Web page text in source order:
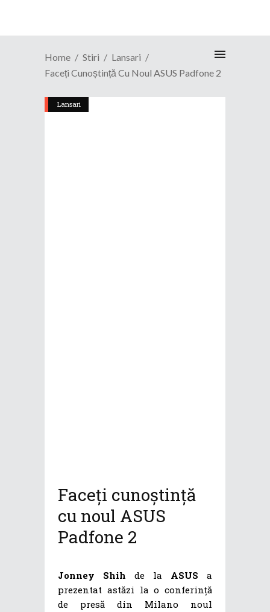
Home Stiri
Lansari
Faceți Cunoștință Cu Noul ASUS Padfone 2
Lansari
Faceți cunoștință
cu noul ASUS
Padfone 2
Jonney Shih de la ASUS a
prezentat astăzi la o conferință
de presă din Milano noul